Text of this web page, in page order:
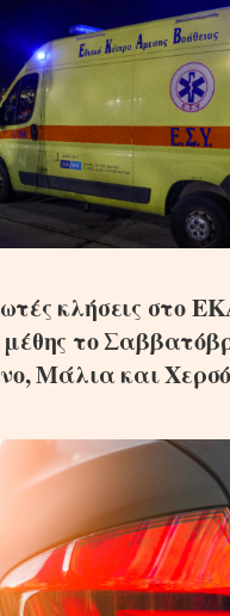
κλήσεις στο
το
Μάλια και